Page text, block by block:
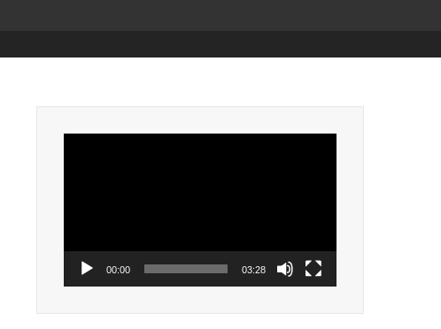
00:00 03:28